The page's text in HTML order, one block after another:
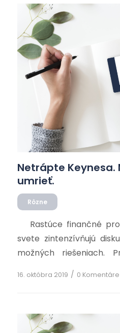
nenápadný a
Amerického dolára a
je v posledných
svojej […]
Rôzne
Netrápte Keynesa.
umrieť.
Rastúce finančné
svete zintenzívňujú
možných riešeniach.
krajiny je to tak
komunistického
tie výsledky sa jej nie a
16. októbra 2019 / 0 Komentáre